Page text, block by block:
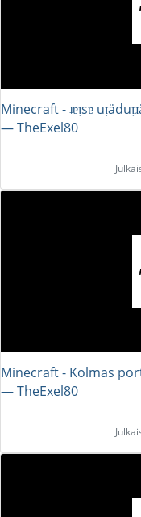
Minecraft - ʇɐᴉsɐ
― TheExel80
Minecraft - Kolmas
― TheExel80